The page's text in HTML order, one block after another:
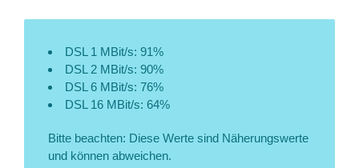
DSL 1 MBit/s: 91%
DSL 2 MBit/s: 90%
DSL 6 MBit/s: 76%
DSL 16 MBit/s: 64%
Bitte beachten: Diese Werte sind Näherungswerte
und können abweichen.